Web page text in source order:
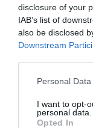
disclosure of your
IAB’s list of
also be disclosed
Downstream
Personal
I want to opt-
personal data.
Opted In
«Τα παιδιά
Αχμέτ
οποίος
κατάλυμα
στην
στο